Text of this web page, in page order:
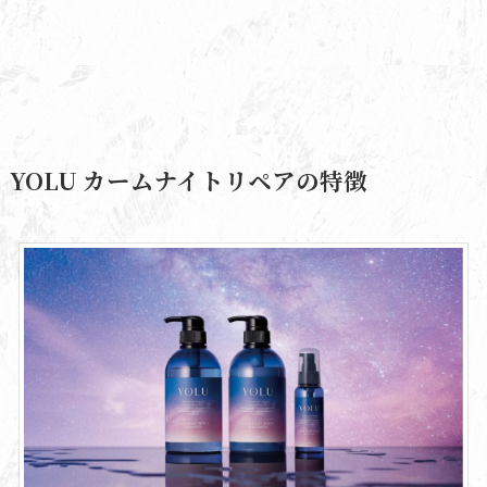
YOLU カームナイトリペアの特徴